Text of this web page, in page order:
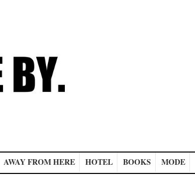
AWAY FROM HERE HOTEL BOOKS MODE